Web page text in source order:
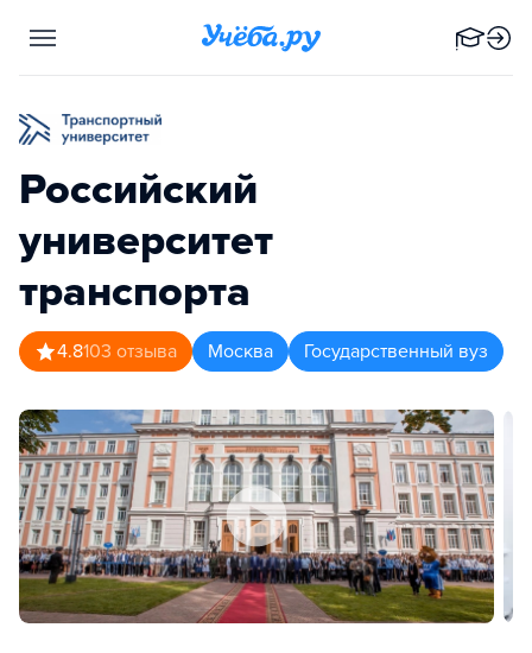
Российский
университет
транспорта
4.8103 отзыва Москва Государственный вуз